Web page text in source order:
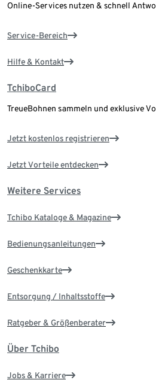
Online-Services nutzen & schnell
Service-Bereich
Hilfe & Kontakt
TchiboCard
TreueBohnen sammeln und exklusive
Jetzt kostenlos registrieren
Jetzt Vorteile entdecken
Weitere Services
Tchibo Kataloge & Magazine
Bedienungsanleitungen
Geschenkkarte
Entsorgung / Inhaltsstoffe
Ratgeber & Größenberater
Über Tchibo
Jobs & Karriere